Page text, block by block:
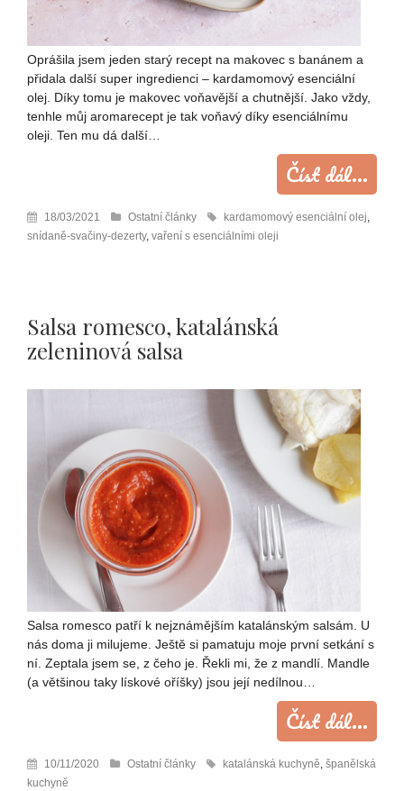
Oprášila jsem jeden starý recept na makovec s banánem a
přidala další super ingredienci – kardamomový esenciální
olej. Díky tomu je makovec voňavější a chutnější. Jako vždy,
tenhle můj aromarecept je tak voňavý díky esenciálnímu
oleji. Ten mu dá další…
Číst dál...
18/03/2021 Ostatní články kardamomový esenciální olej,
snídaně-svačiny-dezerty, vaření s esenciálními oleji
Salsa romesco, katalánská
zeleninová salsa
Salsa romesco patří k nejznámějším katalánským salsám. U
nás doma ji milujeme. Ještě si pamatuju moje první setkání s
ní. Zeptala jsem se, z čeho je. Řekli mi, že z mandlí. Mandle
(a většinou taky lískové oříšky) jsou její nedílnou…
Číst dál...
10/11/2020 Ostatní články katalánská kuchyně španělská
kuchyně